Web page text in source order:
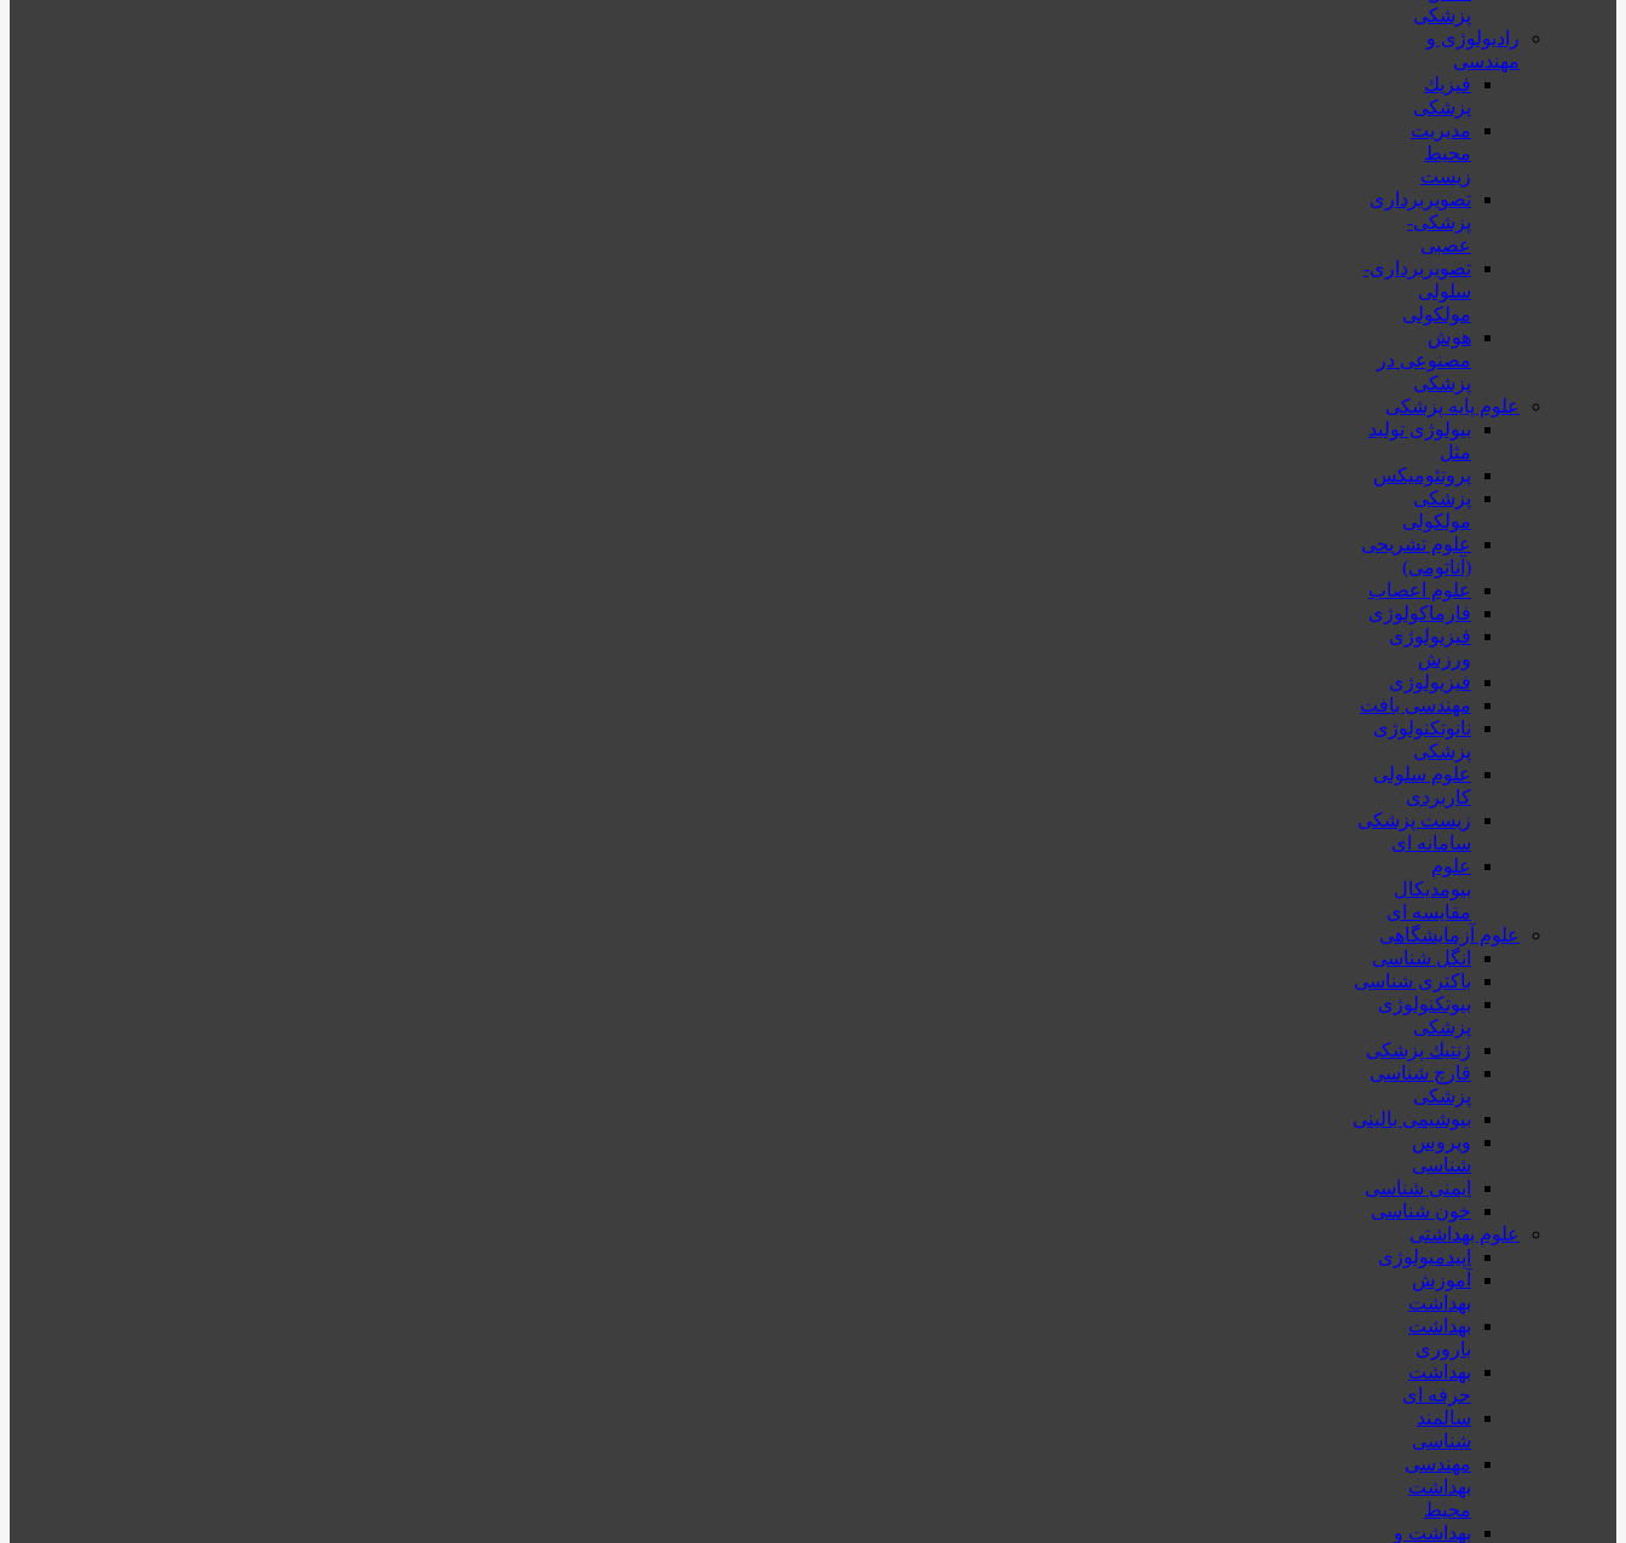
پزشکی
رادیولوژی و
مهندسی
فيزيك
پزشکی
مدیریت
محیط
زیست
تصویربرداری
پزشکی-
عصبی
تصویربرداری-
سلولی
مولکولی
هوش
مصنوعی در
پزشکی
علوم پایه پزشکی
بیولوژی تولید
مثل
پروتئومیکس
پزشکی
مولکولی
علوم تشریحی
(آناتومی)
علوم اعصاب
فارماکولوژی
فیزیولوژی
ورزش
فیزیولوژی
مهندسی بافت
نانوتکنولوژی
پزشکی
علوم سلولی
کاربردی
زیست پزشکی
سامانه ای
علوم
بیومدیکال
مقایسه ای
علوم آزمایشگاهی
انگل شناسی
باکتری شناسی
بیوتکنولوژی
پزشکی
ژنتيك پزشکی
قارچ شناسی
پزشكی
بیوشیمی بالینی
ویروس
شناسی
ایمنی شناسی
خون شناسی
علوم بهداشتی
اپیدمیولوژی
آموزش
بهداشت
بهداشت
باروری
بهداشت
حرفه ای
سالمند
شناسی
مهندسی
بهداشت
محيط
بهداشت و